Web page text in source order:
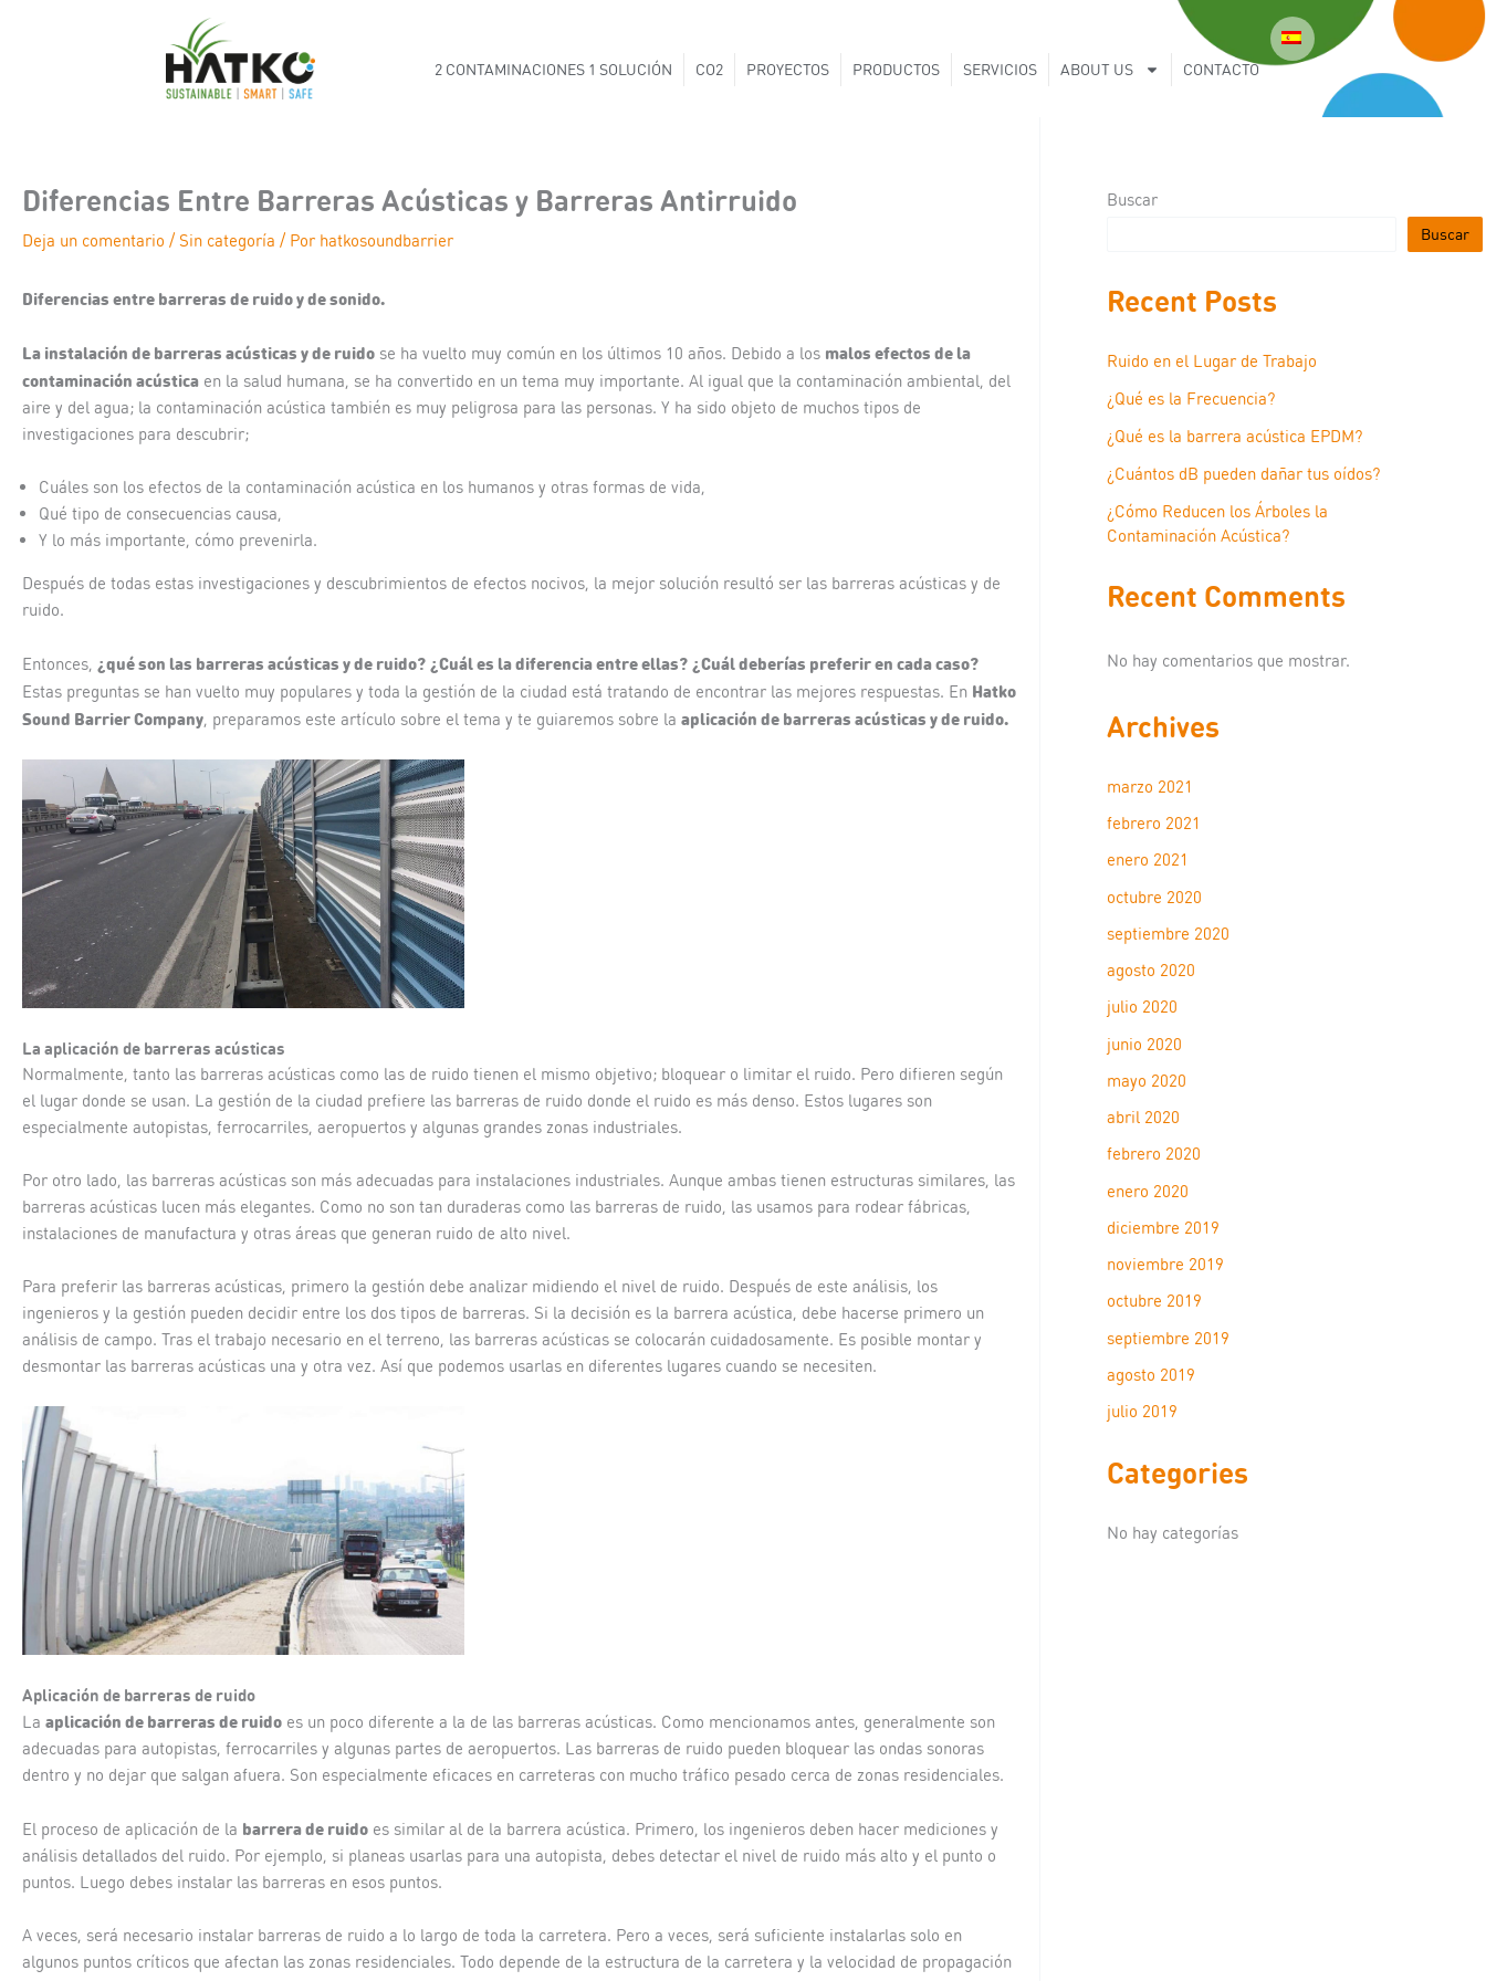
2 CONTAMINACIONES 1 SOLUCIÓN CO2 PROYECTOS PRODUCTOS SERVICIOS ABOUT US CONTACTO
Diferencias Entre Barreras Acústicas y Barreras Antirruido
Deja un comentario / Sin categoría / Por hatkosoundbarrier
Diferencias entre barreras de ruido y de sonido.
La instalación de barreras acústicas y de ruido se ha vuelto muy común en los últimos 10 años. Debido a los malos efectos de la
contaminación acústica en la salud humana, se ha convertido en un tema muy importante. Al igual que la contaminación ambiental, del
aire y del agua; la contaminación acústica también es muy peligrosa para las personas. Y ha sido objeto de muchos tipos de
investigaciones para descubrir;
Cuáles son los efectos de la contaminación acústica en los humanos y otras formas de vida,
Qué tipo de consecuencias causa,
Y lo más importante, cómo prevenirla.
Después de todas estas investigaciones y descubrimientos de efectos nocivos, la mejor solución resultó ser las barreras acústicas y de
ruido.
Entonces, ¿qué son las barreras acústicas y de ruido? ¿Cuál es la diferencia entre ellas? ¿Cuál deberías preferir en cada caso?
Estas preguntas se han vuelto muy populares y toda la gestión de la ciudad está tratando de encontrar las mejores respuestas. En Hatko
Sound Barrier Company, preparamos este artículo sobre el tema y te guiaremos sobre la aplicación de barreras acústicas y de ruido.
La aplicación de barreras acústicas
Normalmente, tanto las barreras acústicas como las de ruido tienen el mismo objetivo; bloquear o limitar el ruido. Pero difieren según
el lugar donde se usan. La gestión de la ciudad prefiere las barreras de ruido donde el ruido es más denso. Estos lugares son
especialmente autopistas, ferrocarriles, aeropuertos y algunas grandes zonas industriales.
Por otro lado, las barreras acústicas son más adecuadas para instalaciones industriales. Aunque ambas tienen estructuras similares, las
barreras acústicas lucen más elegantes. Como no son tan duraderas como las barreras de ruido, las usamos para rodear fábricas,
instalaciones de manufactura y otras áreas que generan ruido de alto nivel.
Para preferir las barreras acústicas, primero la gestión debe analizar midiendo el nivel de ruido. Después de este análisis, los
ingenieros y la gestión pueden decidir entre los dos tipos de barreras. Si la decisión es la barrera acústica, debe hacerse primero un
análisis de campo. Tras el trabajo necesario en el terreno, las barreras acústicas se colocarán cuidadosamente. Es posible montar y
desmontar las barreras acústicas una y otra vez. Así que podemos usarlas en diferentes lugares cuando se necesiten.
Aplicación de barreras de ruido
La aplicación de barreras de ruido es un poco diferente a la de las barreras acústicas. Como mencionamos antes, generalmente son
adecuadas para autopistas, ferrocarriles y algunas partes de aeropuertos. Las barreras de ruido pueden bloquear las ondas sonoras
dentro y no dejar que salgan afuera. Son especialmente eficaces en carreteras con mucho tráfico pesado cerca de zonas residenciales.
El proceso de aplicación de la barrera de ruido es similar al de la barrera acústica. Primero, los ingenieros deben hacer mediciones y
análisis detallados del ruido. Por ejemplo, si planeas usarlas para una autopista, debes detectar el nivel de ruido más alto y el punto o
puntos. Luego debes instalar las barreras en esos puntos.
A veces, será necesario instalar barreras de ruido a lo largo de toda la carretera. Pero a veces, será suficiente instalarlas solo en
algunos puntos críticos que afectan las zonas residenciales. Todo depende de la estructura de la carretera y la velocidad de propagación
Buscar
Buscar
Recent Posts
Ruido en el Lugar de Trabajo
¿Qué es la Frecuencia?
¿Qué es la barrera acústica EPDM?
¿Cuántos dB pueden dañar tus oídos?
¿Cómo Reducen los Árboles la
Contaminación Acústica?
Recent Comments
No hay comentarios que mostrar.
Archives
marzo 2021
febrero 2021
enero 2021
octubre 2020
septiembre 2020
agosto 2020
julio 2020
junio 2020
mayo 2020
abril 2020
febrero 2020
enero 2020
diciembre 2019
noviembre 2019
octubre 2019
septiembre 2019
agosto 2019
julio 2019
Categories
No hay categorías